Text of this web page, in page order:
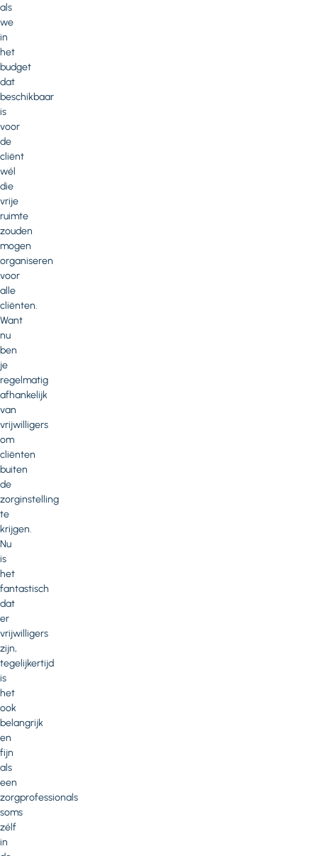
als
we
in
het
budget
dat
beschikbaar
is
voor
de
cliënt
wél
die
vrije
ruimte
zouden
mogen
organiseren
voor
alle
cliënten.
Want
nu
ben
je
regelmatig
afhankelijk
van
vrijwilligers
om
cliënten
buiten
de
zorginstelling
te
krijgen.
Nu
is
het
fantastisch
dat
er
vrijwilligers
zijn,
tegelijkertijd
is
het
ook
belangrijk
en
fijn
als
een
zorgprofessionals
soms
zélf
in